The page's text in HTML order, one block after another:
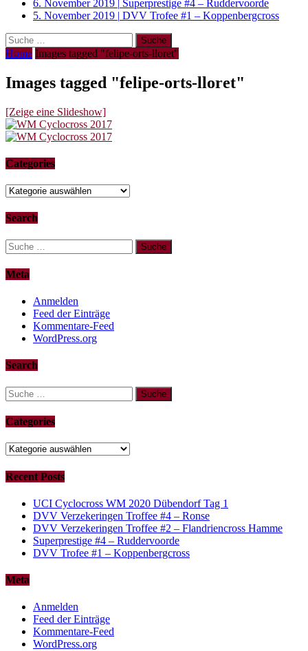
6. November 2019 | Superprestige #4 – Ruddervoorde
5. November 2019 | DVV Trofee #1 – Koppenbergcross
Suche
nach:
Home Images tagged "felipe-orts-lloret"
Images tagged "felipe-orts-lloret"
[Zeige eine Slideshow]
Categories
Categories
Search
Suche
nach:
Meta
Anmelden
Feed der Einträge
Kommentare-Feed
WordPress.org
Search
Suche
nach:
Categories
Categories
Recent Posts
UCI Cyclocross WM 2020 Dübendorf Tag 1
DVV Verzekeringen Troffee #4 – Ronse
DVV Verzekeringen Troffee #2 – Flandriencross Hamme
Superprestige #4 – Ruddervoorde
DVV Trofee #1 – Koppenbergcross
Meta
Anmelden
Feed der Einträge
Kommentare-Feed
WordPress.org